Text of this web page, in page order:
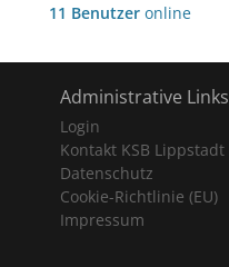
11 Benutzer online
Administrative Links
Login
Kontakt KSB Lippstadt
Datenschutz
Cookie-Richtlinie (EU)
Impressum